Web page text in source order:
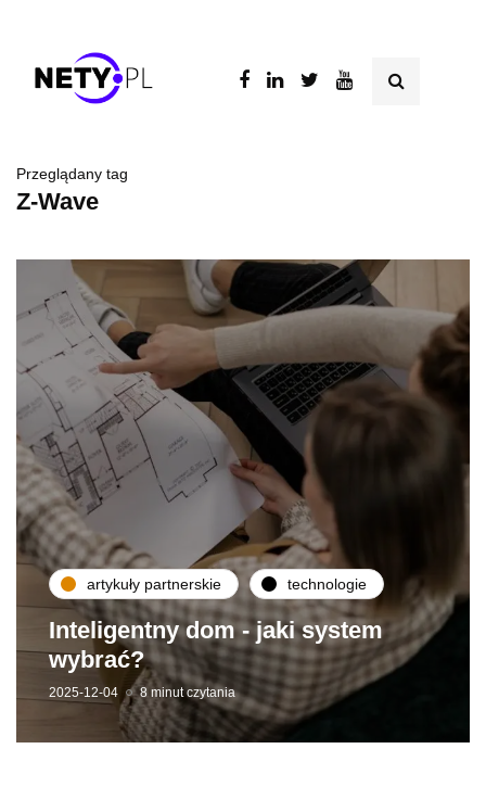
Przeglądany tag
Z-Wave
artykuły partnerskie technologie
Inteligentny dom - jaki system
wybrać?
2025-12-04 8 minut czytania